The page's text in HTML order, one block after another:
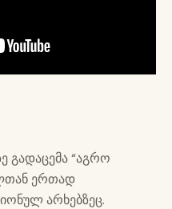
გადაცემა “აგრო
ერთად
არხებზეც.